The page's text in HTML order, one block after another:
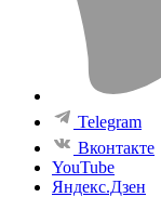
Telegram
Вконтакте
YouTube
Яндекс.Дзен